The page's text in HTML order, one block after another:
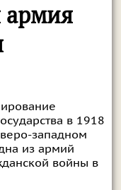
армия
в 1918
западном
из армий
войны в